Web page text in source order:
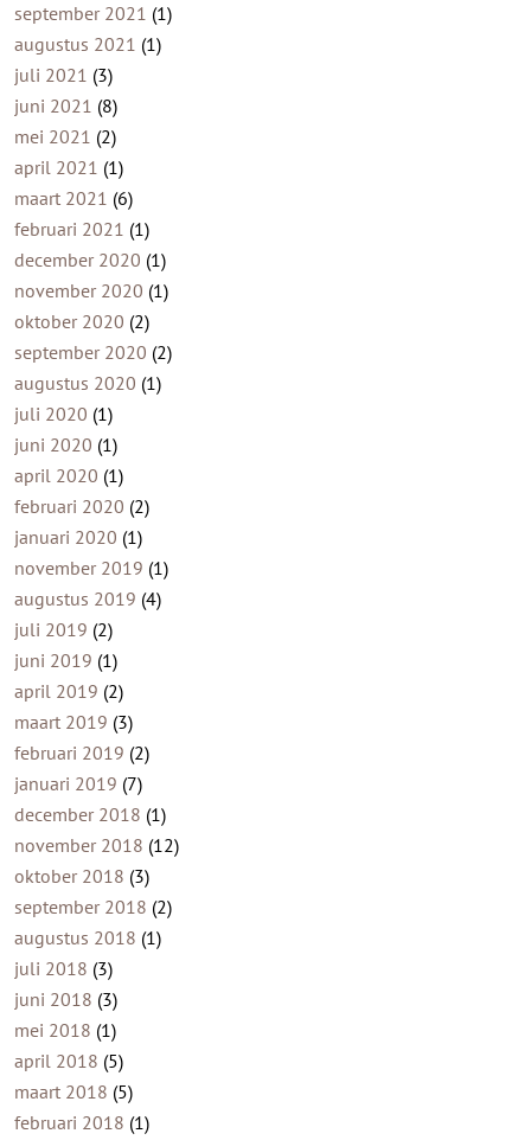
september 2021 (1)
augustus 2021 (1)
juli 2021 (3)
juni 2021 (8)
mei 2021 (2)
april 2021 (1)
maart 2021 (6)
februari 2021 (1)
december 2020 (1)
november 2020 (1)
oktober 2020 (2)
september 2020 (2)
augustus 2020 (1)
juli 2020 (1)
juni 2020 (1)
april 2020 (1)
februari 2020 (2)
januari 2020 (1)
november 2019 (1)
augustus 2019 (4)
juli 2019 (2)
juni 2019 (1)
april 2019 (2)
maart 2019 (3)
februari 2019 (2)
januari 2019 (7)
december 2018 (1)
november 2018 (12)
oktober 2018 (3)
september 2018 (2)
augustus 2018 (1)
juli 2018 (3)
juni 2018 (3)
mei 2018 (1)
april 2018 (5)
maart 2018 (5)
februari 2018 (1)